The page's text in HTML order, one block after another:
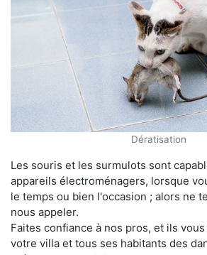
Dératisation
Les souris et les surmulots sont
appareils électroménagers, lorsque
le temps ou bien l'occasion ; alors ne
nous appeler.
Faites confiance à nos pros, et ils
votre villa et tous ses habitants des